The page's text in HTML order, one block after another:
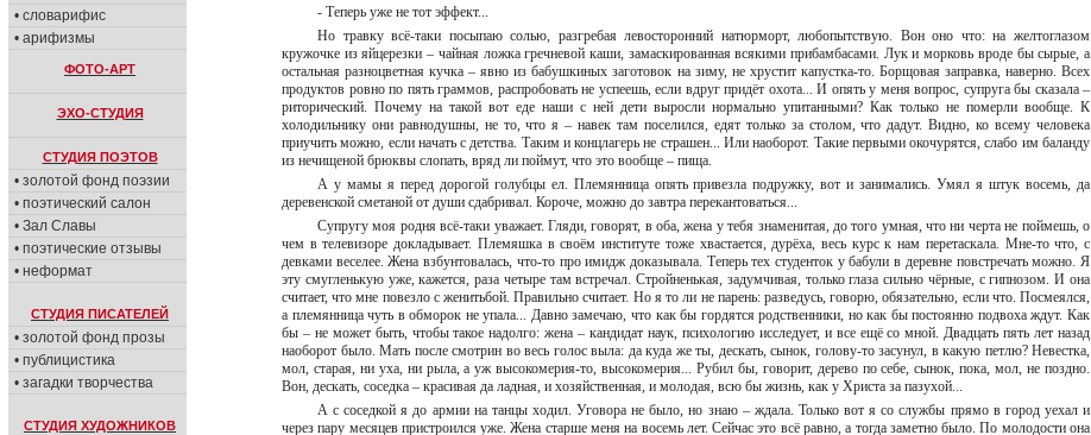
• словарифис
• арифизмы
ФОТО-АРТ
ЭХО-СТУДИЯ
СТУДИЯ ПОЭТОВ
• золотой фонд поэзии
• поэтический салон
• Зал Славы
• поэтические отзывы
• неформат
СТУДИЯ ПИСАТЕЛЕЙ
• золотой фонд прозы
• публицистика
• загадки творчества
СТУДИЯ ХУДОЖНИКОВ
- Теперь уже не тот эффект...
Но травку всё-таки посыпаю солью, разгребая левосторонний натюрморт, любопытствую. Вон оно что: на желтоглазом
кружочке из яйцерезки – чайная ложка гречневой каши, замаскированная всякими прибамбасами. Лук и морковь вроде бы сырые, а
остальная разноцветная кучка – явно из бабушкиных заготовок на зиму, не хрустит капустка-то. Борщовая заправка, наверно. Всех
продуктов ровно по пять граммов, распробовать не успеешь, если вдруг придёт охота... И опять у меня вопрос, супруга бы сказала –
риторический. Почему на такой вот еде наши с ней дети выросли нормально упитанными? Как только не померли вообще. К
холодильнику они равнодушны, не то, что я – навек там поселился, едят только за столом, что дадут. Видно, ко всему человека
приучить можно, если начать с детства. Таким и концлагерь не страшен... Или наоборот. Такие первыми окочурятся, слабо им баланду
из нечищеной брюквы слопать, вряд ли поймут, что это вообще – пища.
А у мамы я перед дорогой голубцы ел. Племянница опять привезла подружку, вот и занимались. Умял я штук восемь, да
деревенской сметаной от души сдабривал. Короче, можно до завтра перекантоваться...
Супругу моя родня всё-таки уважает. Гляди, говорят, в оба, жена у тебя знаменитая, до того умная, что ни черта не поймешь, о
чем в телевизоре докладывает. Племяшка в своём институте тоже хвастается, дурёха, весь курс к нам перетаскала. Мне-то что, с
девками веселее. Жена взбунтовалась, что-то про имидж доказывала. Теперь тех студенток у бабули в деревне повстречать можно. Я
эту смугленькую уже, кажется, раза четыре там встречал. Стройненькая, задумчивая, только глаза сильно чёрные, с гипнозом. И она
считает, что мне повезло с женитьбой. Правильно считает. Но я то ли не парень: разведусь, говорю, обязательно, если что. Посмеялся,
а племянница чуть в обморок не упала... Давно замечаю, что как бы гордятся родственники, но как бы постоянно подвоха ждут. Как
бы – не может быть, чтобы такое надолго: жена – кандидат наук, психологию исследует, и все ещё со мной. Двадцать пять лет назад
наоборот было. Мать после смотрин во весь голос выла: да куда же ты, дескать, сынок, голову-то засунул, в какую петлю? Невестка,
мол, старая, ни уха, ни рыла, а уж высокомерия-то, высокомерия... Рубил бы, говорит, дерево по себе, сынок, пока, мол, не поздно.
Вон, дескать, соседка – красивая да ладная, и хозяйственная, и молодая, всю бы жизнь, как у Христа за пазухой...
А с соседкой я до армии на танцы ходил. Уговора не было, но знаю – ждала. Только вот я со службы прямо в город уехал и
через пару месяцев пристроился уже. Жена старше меня на восемь лет. Сейчас это всё равно, а тогда заметно было. По молодости она